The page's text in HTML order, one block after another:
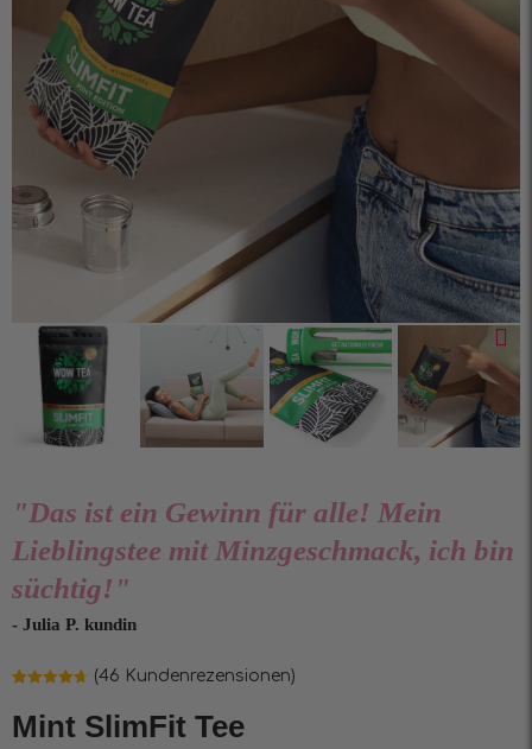
"Das ist ein Gewinn für alle! Mein
Lieblingstee mit Minzgeschmack, ich bin
süchtig!"
- Julia P. kundin
von 5,
basierend
auf
(46 Kundenrezensionen)
Mint SlimFit Tee